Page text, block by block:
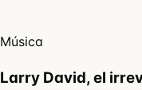
Música
Larry David, el